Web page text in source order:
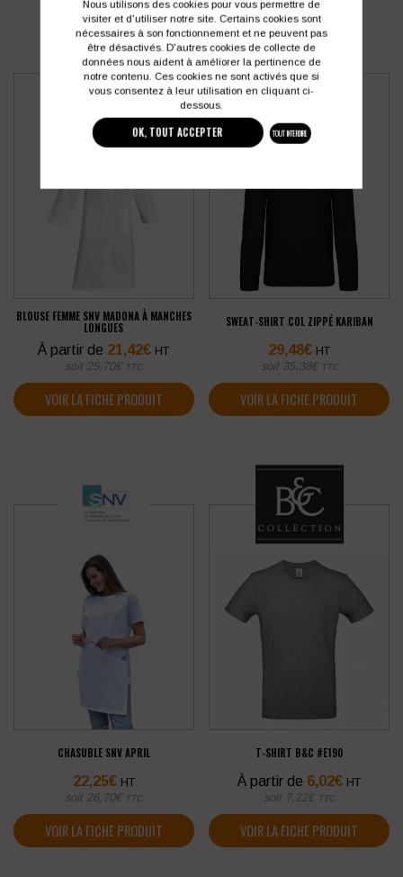
BLOUSE FEMME SNV MADONA À MANCHES
LONGUES
À partir de 21,42€ HT
soit 25,70€ TTC
VOIR LA FICHE PRODUIT
SWEAT-SHIRT COL ZIPPÉ KARIBAN
29,48€ HT
soit 35,38€ TTC
VOIR LA FICHE PRODUIT
CHASUBLE SNV APRIL
22,25€ HT
soit 26,70€ TTC
VOIR LA FICHE PRODUIT
T-SHIRT B&C #E190
À partir de 6,02€ HT
soit 7,22€ TTC
VOIR LA FICHE PRODUIT
Nous utilisons des cookies pour vous permettre de
visiter et d'utiliser notre site. Certains cookies sont
nécessaires à son fonctionnement et ne peuvent pas
être désactivés. D'autres cookies de collecte de
données nous aident à améliorer la pertinence de
notre contenu. Ces cookies ne sont activés que si
vous consentez à leur utilisation en cliquant ci-
dessous.
OK, TOUT ACCEPTER TOUT INTERDIRE